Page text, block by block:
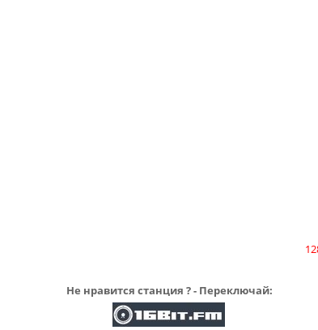
Не нравится станция ? - Переключай: